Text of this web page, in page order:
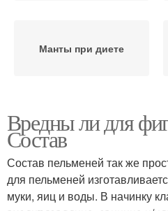
Манты при диете
Рыбные пельмени
Полезные пельмени
Вредны ли для
Состав
Состав пельменей так же
для пельменей
муки, яиц и воды. В начинку